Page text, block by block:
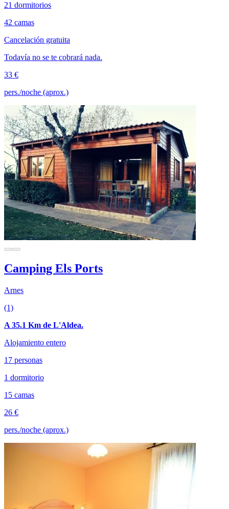
21 dormitorios
42 camas
Cancelación gratuita
Todavía no se te cobrará nada.
33 €
pers./noche (aprox.)
Camping Els Ports
Arnes
(1)
A 35.1 Km de L'Aldea.
Alojamiento entero
17 personas
1 dormitorio
15 camas
26 €
pers./noche (aprox.)